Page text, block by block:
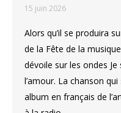
15 juin 2026
Alors qu’il se produira
de la Fête de la
dévoile sur les ondes
l’amour. La chanson
album en français de